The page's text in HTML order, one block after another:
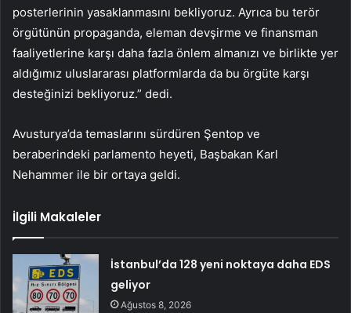
posterlerinin yasaklanmasını bekliyoruz. Ayrıca bu terör
örgütünün propaganda, eleman devşirme ve finansman
faaliyetlerine karşı daha fazla önlem almanızı ve birlikte yer
aldığımız uluslararası platformlarda da bu örgüte karşı
desteğinizi bekliyoruz.” dedi.
Avusturya’da temaslarını sürdüren Şentop ve
beraberindeki parlamento heyeti, Başbakan Karl
Nehammer ile bir ortaya geldi.
İlgili Makaleler
İstanbul’da 128 yeni noktaya daha EDS
geliyor
Ağustos 8, 2026